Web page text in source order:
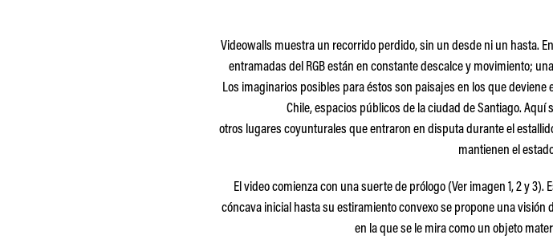
Videowalls muestra un recorrido perdido, sin un desde ni un hasta.
entramadas del RGB están en constante descalce y movimiento;
Los imaginarios posibles para éstos son paisajes en los quedeviene
Chile, espacios públicos de la ciudad de Santiago.
otros lugarescoyunturales queentraronen disputa durante el
mantienen el
El video comienza con una suerte de prólogo (Ver imagen 1, 2 y
cóncava inicial hasta su estiramiento convexo se propone una
en la que se le mira como un objeto